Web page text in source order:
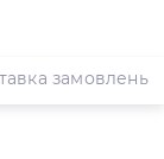
замовлень